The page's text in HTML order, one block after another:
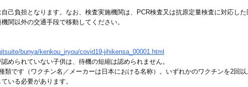
己負担となります。なお、検査実施機関は、PCR検査又は抗原定量検査に対応し
関以外の交通手段で移動してください。
bunya/kenkou_iryou/covid19-jihikensa_00001.html
められていない子供は、待機の短縮は認められません。
類です（ワクチン名／メーカーは日本における名称）。いずれかのワクチンを2回
いる必要があります。